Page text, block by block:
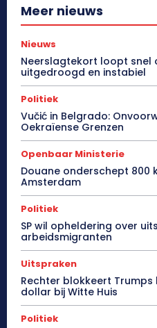
Meer nieuws
Nieuws
Neerslagtekort loopt snel
uitgedroogd en instabiel
Politiek
Vučić in Belgrado:
Oekraïense Grenzen
Openbaar Ministerie
Douane onderschept 800
Amsterdam
Politiek
SP wil opheldering over
arbeidsmigranten
Uitspraken
Rechter blokkeert
dollar bij Witte Huis
Politiek